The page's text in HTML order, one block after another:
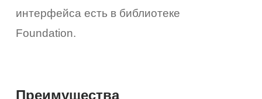
интерфейса есть в библиотеке
Foundation.
Преимущества